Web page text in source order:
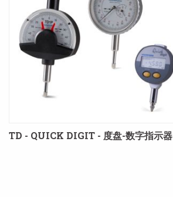
TD - QUICK DIGIT - 度盘-数字指示器